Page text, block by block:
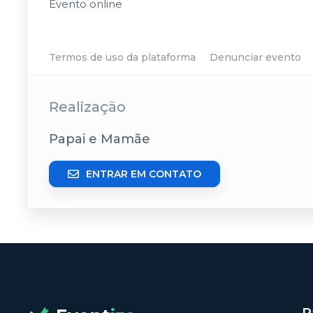
Evento online
Termos de uso da plataforma Denunciar evento
Realização
Papai e Mamãe
ENTRAR EM CONTATO